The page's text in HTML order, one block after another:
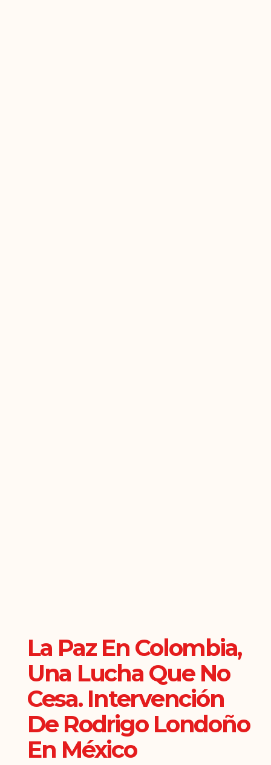
La Paz En Colombia,
Una Lucha Que No
Cesa. Intervención
De Rodrigo Londoño
En México